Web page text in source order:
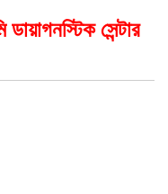
সেন্টার